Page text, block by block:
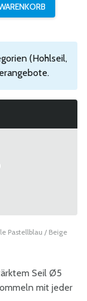
(Hohlseil,
Pastellblau / Beige
Seil Ø5
mit jeder